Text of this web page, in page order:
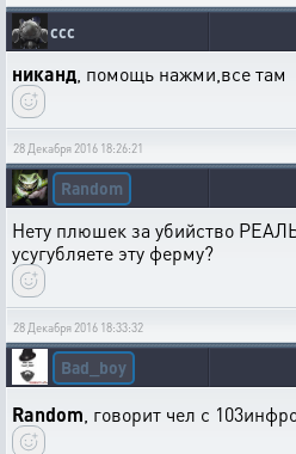
ссс
никанд , помощь нажми,все там
28 Декабря 2016 18:26:21
Random
Нету плюшек за убийство
усугубляете эту ферму?
28 Декабря 2016 18:33:32
Bad_boy
Random , говорит чел с